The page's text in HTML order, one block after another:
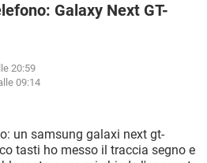
WHATSAPP
GAMING
WHATSAPP
WINDOWS 10
Galaxy Next GT-
20:59
09:14
un samsung galaxi next gt-
tasti ho messo il traccia segno e